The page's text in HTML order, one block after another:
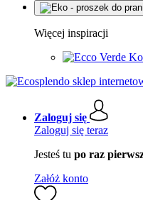
Więcej inspiracji
Zaloguj się
Zaloguj się teraz
Jesteś tu po raz
Załóż konto